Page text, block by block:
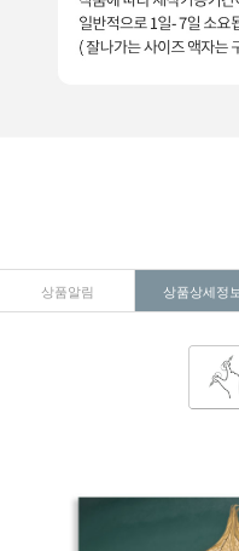
상품알림 상품상세정보